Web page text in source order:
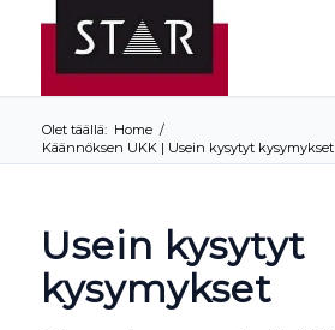
Olet täällä: Home /
Käännöksen UKK | Usein kysytyt kysymykset
Usein kysytyt
kysymykset